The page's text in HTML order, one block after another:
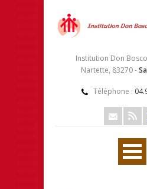
Institution Don
Nartette, 83270 -
Téléphone :